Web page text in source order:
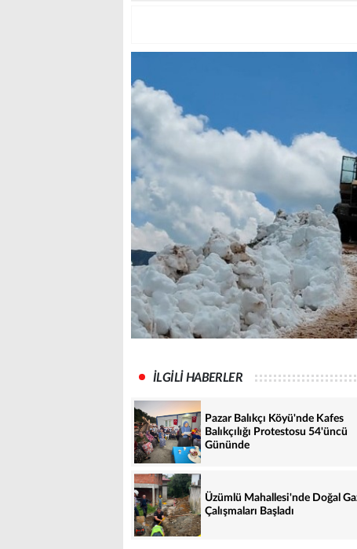
İLGİLİ HABERLER
Pazar Balıkçı Köyü'nde Kafes
Balıkçılığı Protestosu 54'üncü
Gününde
Üzümlü Mahallesi'nde Doğal
Çalışmaları Başladı